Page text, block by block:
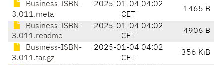
Business-ISBN-
3.011.meta
2025-01-04 04:02
CET
1465 B
Business-ISBN-
3.011.readme
2025-01-04 04:02
CET
4906 B
Business-ISBN-
3.011.tar.gz
2025-01-04 04:02
CET
356 KiB